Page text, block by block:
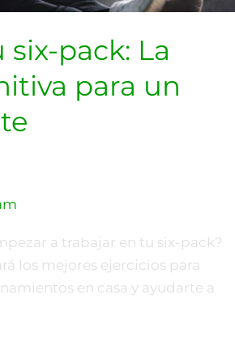
six-pack: La
para un
a trabajar en tu six-pack?
los mejores ejercicios para
en casa y ayudarte a